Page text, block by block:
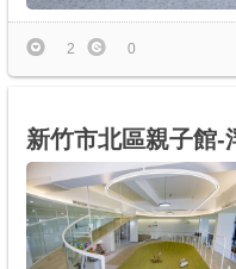
2 0
新竹市北區親子館-